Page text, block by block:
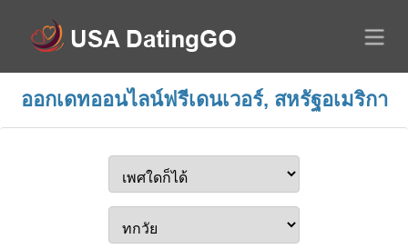
ออกเดทออนไลน์ฟรีเดนเวอร์, สหรัฐอเมริกา